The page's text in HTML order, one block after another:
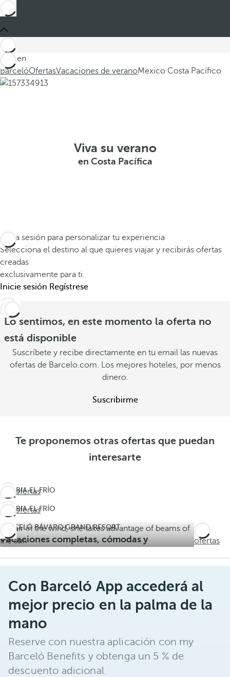
Está en
BarcelóOfertasVacaciones de veranoMexico Costa Pacífico
Viva su verano
en Costa Pacífica
Inicia sesión para personalizar tu experiencia
Selecciona el destino al que quieres viajar y recibirás ofertas
creadas
exclusivamente para ti.
Inicie sesión Regístrese
Lo sentimos, en este momento la oferta no
está disponible
Suscríbete y recibe directamente en tu email las nuevas
ofertas de Barcelo.com. Los mejores hoteles, por menos
dinero.
Suscribirme
Te proponemos otras ofertas que puedan
interesarte
CAMBIA EL FRÍO
POR EL CALOR
DEL CARIBE
Últimas
habitaciones
disponibles
Ver ofertas
CAMBIA EL FRÍO
POR EL CALOR
DEL CARIBE
Últimas
disponibles
Ver ofertas
BARCELÓ BÁVARO GRAND RESORT
Vacaciones completas, cómodas y
ofertas
Con Barceló App accederá al
mejor precio en la palma de la
mano
Reserve con nuestra aplicación con my
Barceló Benefits y obtenga un 5 % de
descuento adicional.